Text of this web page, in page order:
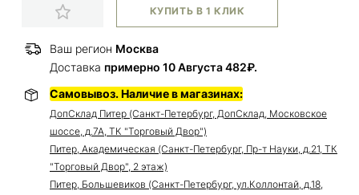
КУПИТЬ В 1 КЛИК
Ваш регион Москва
Доставка примерно 10 Августа 482₽.
Самовывоз. Наличие в магазинах:
ДопСклад Питер (Санкт-Петербург, ДопСклад, Московское
шоссе, д.7А, ТК "Торговый Двор")
Питер, Академическая (Санкт-Петербург, Пр-т Науки, д.21, ТК
"Торговый Двор", 2 этаж)
Питер, Большевиков (Санкт-Петербург, ул.Коллонтай, д.18,